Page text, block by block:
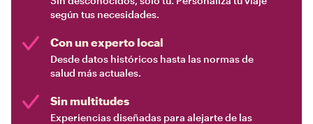
según tus necesidades.
Con un experto local
Desde datos históricos hasta las normas de
salud más actuales.
Sin multitudes
Experiencias diseñadas para alejarte de las